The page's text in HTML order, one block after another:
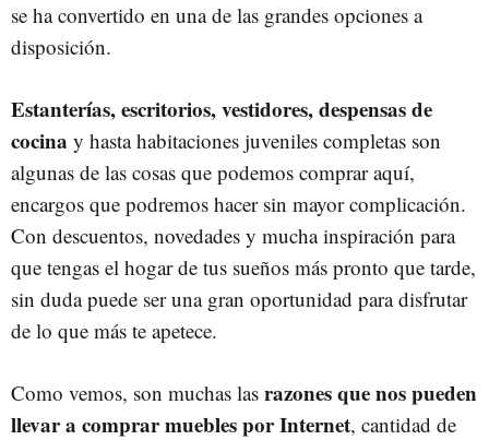
se ha convertido en una de las grandes opciones a
disposición.
Estanterías, escritorios, vestidores, despensas de
cocina y hasta habitaciones juveniles completas son
algunas de las cosas que podemos comprar aquí,
encargos que podremos hacer sin mayor complicación.
Con descuentos, novedades y mucha inspiración para
que tengas el hogar de tus sueños más pronto que tarde,
sin duda puede ser una gran oportunidad para disfrutar
de lo que más te apetece.
Como vemos, son muchas las razones que nos pueden
llevar a comprar muebles por Internet, cantidad de